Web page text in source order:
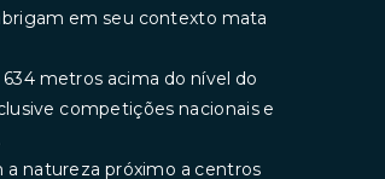
em seu contexto mata
metros acima do nível do
competições nacionais e
natureza próximo a centros